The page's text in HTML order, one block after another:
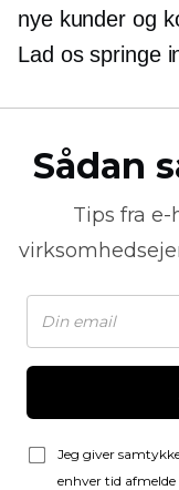
nye kunder og
Lad os springe
Sådan
Tips fra e-
Jeg giver
enhver tid